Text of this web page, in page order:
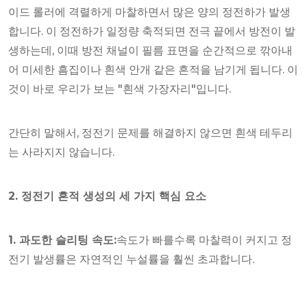
이드 롤러에 격렬하게 마찰하면서 많은 양의 정전하가 발생
합니다. 이 정전하가 일정량 축적되면 전극 끝에서 방전이 발
생하는데, 이때 방전 채널이 필름 표면을 순간적으로 깎아내
어 미세한 흠집이나 흰색 안개 같은 흔적을 남기게 됩니다. 이
것이 바로 우리가 보는 "흰색 가장자리"입니다.
간단히 말해서, 정전기 문제를 해결하지 않으면 흰색 테두리
는 사라지지 않습니다.
2. 정전기 흔적 생성의 세 가지 핵심 요소
1. 과도한 슬리팅 속도:속도가 빠를수록 마찰력이 커지고 정
전기 발생률은 자연적인 누설률을 훨씬 초과합니다.